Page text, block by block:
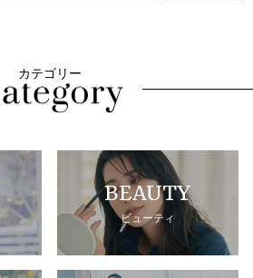
カテゴリー
BEAUTY
ビューティ